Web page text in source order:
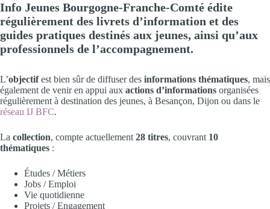
Info Jeunes Bourgogne-Franche-Comté édite
régulièrement des livrets d’information et des
guides pratiques destinés aux jeunes, ainsi qu’aux
professionnels de l’accompagnement.
L’objectifest bien sûr de diffuser des informations thématiques, mais
également de venir en appui aux actions d’informations organisées
régulièrement à destination des jeunes, à Besançon, Dijon ou dans le
réseau IJ BFC.
La collection, compte actuellement 28 titres, couvrant 10
thématiques :
Études / Métiers
Jobs / Emploi
Vie quotidienne
Projets / Engagement